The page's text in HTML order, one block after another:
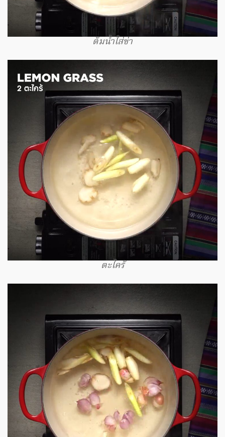
ต้มน้ำใส่ข่า
ตะไคร้